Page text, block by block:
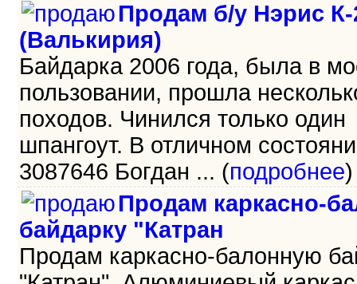
Продам б/у Нэрис К-
(Валькирия)
Байдарка 2006 года, была в
пользовании, прошла
походов. Чинился только один
шпангоут. В отличном
3087646 Богдан ... (подробнее)
Продам каркасно-
байдарку "Катран
Продам каркасно-балонную